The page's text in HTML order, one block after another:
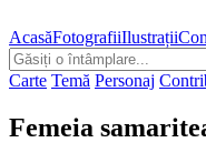
AcasăFotografiiIlustrații
Carte Temă Personaj
Femeia